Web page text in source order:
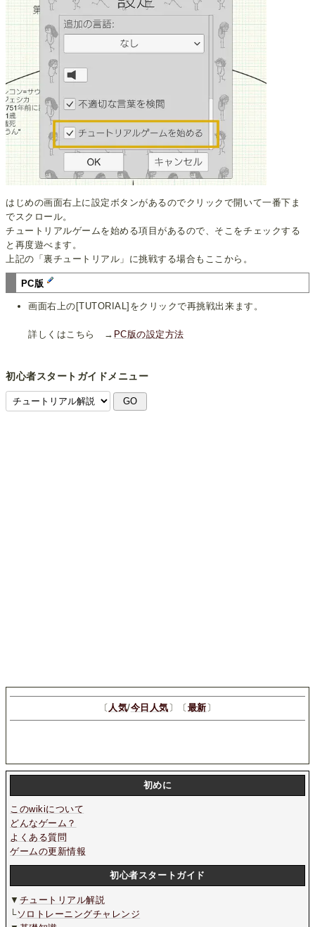
はじめの画面右上に設定ボタンがあるのでクリックで開いて一番下ま
でスクロール。
チュートリアルゲームを始める項目があるので、そこをチェックする
と再度遊べます。
上記の「裏チュートリアル」に挑戦する場合もここから。
PC版
画面右上の[TUTORIAL]をクリックで再挑戦出来ます。
詳しくはこちら → PC版の設定方法
初心者スタートガイドメニュー
〔 人気/今日人気 〕〔 最新 〕
初めに
このwikiについて
どんなゲーム？
よくある質問
ゲームの更新情報
初心者スタートガイド
▼ チュートリアル解説
└ソロトレーニングチャレンジ